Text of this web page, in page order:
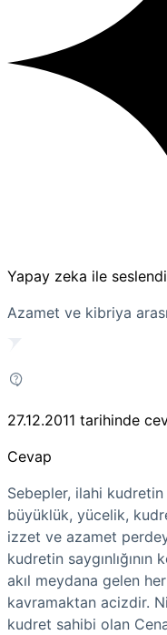
Yapay zeka ile
Azamet ve kibriya
27.12.2011 tarihinde
Cevap
Sebepler, ilahi
büyüklük, yücelik,
izzet ve azamet
kudretin
akıl meydana gelen
kavramaktan acizdir.
kudret sahibi olan